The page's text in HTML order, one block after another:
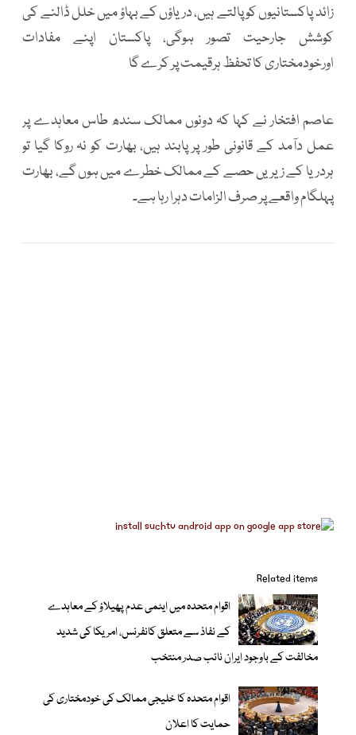
زائد پاکستانیوں کو پالتے ہیں، دریاؤں کے بہاؤ میں خلل ڈالنے کی
کوشش جارحیت تصور ہوگی، پاکستان اپنے مفادات
اورخودمختاری کا تحفظ ہرقیمت پر کرے گا
عاصم افتخار نے کہا کہ دونوں ممالک سندھ طاس معاہدے پر
عمل دآمد کے قانونی طور پر پابند ہیں، بھارت کو نہ روکا گیا تو
ہردریا کے زیریں حصے کے ممالک خطرے میں ہوں گے، بھارت
پہلگام واقعے پر صرف الزامات دہرا رہا ہے۔
Related items
اقوام متحدہ میں ایٹمی عدم پھیلاؤ کے معاہدے
کے نفاذ سے متعلق کانفرنس، امریکا کی شدید
مخالفت کے باوجود ایران نائب صدر منتخب
اقوام متحدہ کا خلیجی ممالک کی خودمختاری کی
حمایت کا اعلان